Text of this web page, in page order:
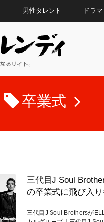
男性タレント ドラマ
卒業式
三代目J Soul
の卒業式に飛び入
三代目J Soul Brothersが